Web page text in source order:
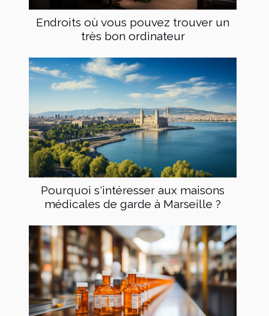
Endroits où vous pouvez trouver un
très bon ordinateur
Pourquoi s'intéresser aux maisons
médicales de garde à Marseille ?